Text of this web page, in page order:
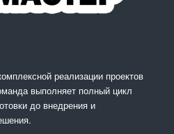
реализации проектов
выполняет полный цикл
до внедрения и